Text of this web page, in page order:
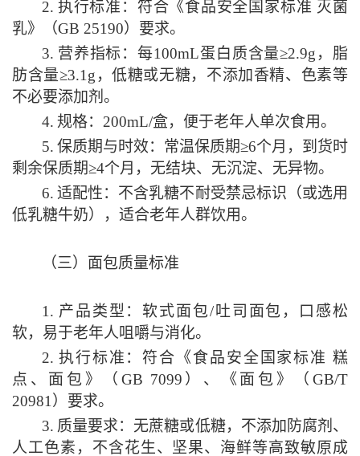
2. 执行标准：符合《食品安全国家标准 灭菌
乳》（GB 25190）要求。
3. 营养指标：每100mL蛋白质含量≥2.9g，脂
肪含量≥3.1g，低糖或无糖，不添加香精、色素等
不必要添加剂。
4. 规格： 200mL/盒，便于老年人单次食用。
5. 保质期与时效：常温保质期≥6个月，到货时
剩余保质期≥4个月，无结块、无沉淀、无异物。
6. 适配性：不含乳糖不耐受禁忌标识（或选用
低乳糖牛奶），适合老年人群饮用。
（三）面包质量标准
1. 产品类型：软式面包/吐司面包，口感松
软，易于老年人咀嚼与消化。
2. 执行标准：符合《食品安全国家标准 糕
点、面包》（ GB 7099）、《面包》（GB/T
20981）要求。
3. 质量要求：无蔗糖或低糖，不添加防腐剂、
人工色素，不含花生、坚果、海鲜等高致敏原成